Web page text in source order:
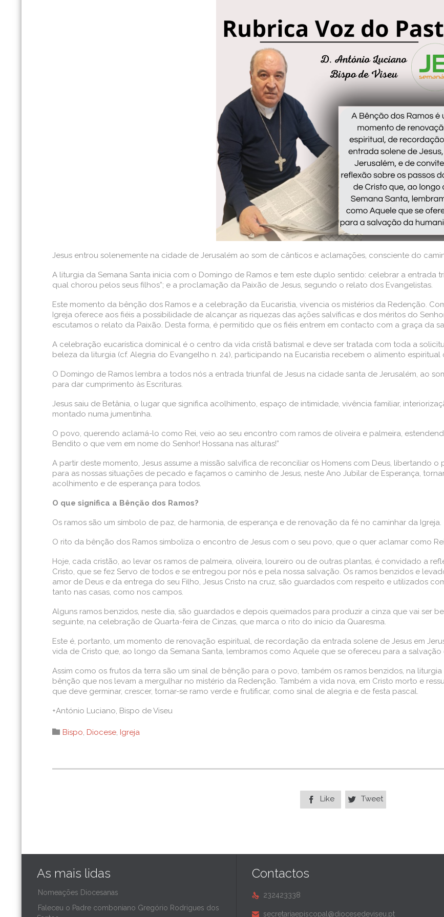
Jesus entrou solenemente na cidade de Jerusalém ao som de cânticos e aclamações, consciente do
A liturgia da Semana Santa inicia com o Domingo de Ramos e tem este duplo sentido: celebrar a entrada
qual chorou pelos seus filhos”; e a proclamação da Paixão de Jesus, segundo o relato dos Evangelistas.
Este momento da bênção dos Ramos e a celebração da Eucaristia, vivencia os mistérios da Redenção.
Igreja oferece aos fiéis a possibilidade de alcançar as riquezas das ações salvíficas e dos méritos do
escutamos o relato da Paixão. Desta forma, é permitido que os fiéis entrem em contacto com a graça da
A celebração eucarística dominical é o centro da vida cristã batismal e deve ser tratada com toda a
beleza da liturgia (cf. Alegria do Evangelho n. 24), participando na Eucaristia recebem o alimento
O Domingo de Ramos lembra a todos nós a entrada triunfal de Jesus na cidade santa de Jerusalém, ao
para dar cumprimento às Escrituras.
Jesus saiu de Betânia, o lugar que significa acolhimento, espaço de intimidade, vivência familiar,
montado numa jumentinha.
O povo, querendo aclamá-lo como Rei, veio ao seu encontro com ramos de oliveira e palmeira,
Bendito o que vem em nome do Senhor! Hossana nas alturas!”
A partir deste momento, Jesus assume a missão salvífica de reconciliar os Homens com Deus, libertando
para as nossas situações de pecado e façamos o caminho de Jesus, neste Ano Jubilar de Esperança,
acolhimento e de esperança para todos.
O que significa a Bênção dos Ramos?
Os ramos são um símbolo de paz, de harmonia, de esperança e de renovação da fé no caminhar da Igreja.
O rito da bênção dos Ramos simboliza o encontro de Jesus com o seu povo, que o quer aclamar como
Hoje, cada cristão, ao levar os ramos de palmeira, oliveira, loureiro ou de outras plantas, é convidado a
Cristo, que se fez Servo de todos e se entregou por nós e pela nossa salvação. Os ramos benzidos e
amor de Deus e da entrega do seu Filho, Jesus Cristo na cruz, são guardados com respeito e utilizados
tanto nas casas, como nos campos.
Alguns ramos benzidos, neste dia, são guardados e depois queimados para produzir a cinza que vai ser
seguinte, na celebração de Quarta-feira de Cinzas, que marca o rito do início da Quaresma.
Este é, portanto, um momento de renovação espiritual, de recordação da entrada solene de Jesus em
vida de Cristo que, ao longo da Semana Santa, lembramos como Aquele que se ofereceu para a salvação
Assim como os frutos da terra são um sinal de bênção para o povo, também os ramos benzidos, na
bênção que nos levam a mergulhar no mistério da Redenção. Também a vida nova, em Cristo morto e
que deve germinar, crescer, tornar-se ramo verde e frutificar, como sinal de alegria e de festa pascal.
+António Luciano, Bispo de Viseu
 Category
Bispo, Diocese, Igreja
 Like  Tweet
As mais lidas
Nomeações Diocesanas
Faleceu o Padre comboniano Gregório Rodrigues dos
Contactos
 232423338
 secretariaepiscopal@diocesedeviseu.pt